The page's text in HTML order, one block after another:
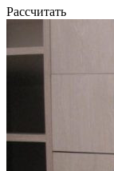
Рассчитать